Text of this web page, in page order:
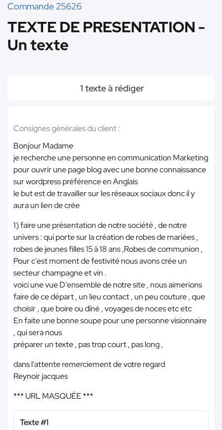
Commande 25626
TEXTE DE PRESENTATION -
Un texte
1 texte à rédiger
Consignes générales du client :
Bonjour Madame
je recherche une personne en communication Marketing
pour ouvrir une page blog avec une bonne connaissance
sur wordpress préférence en Anglais
le but est de travailler sur les réseaux sociaux donc il y
aura un lien de crée
1) faire une présentation de notre société , de notre
univers : qui porte sur la création de robes de mariées ,
robes de jeunes filles 15 à 18 ans ,Robes de communion ,
Pour c'est moment de festivité nous avons crée un
secteur champagne et vin .
voici une vue D'ensemble de notre site , nous aimerions
faire de ce départ , un lieu contact , un peu couture , que
choisir , que boire ou dîné , voyages de noces etc etc
En faite une bonne soupe pour une personne visionnaire
, qui sera nous
préparer un texte , pas trop court , pas long ,
dans l'attente remerciement de votre regard
Reynoir jacques
*** URL MASQUÉE ***
Texte #1